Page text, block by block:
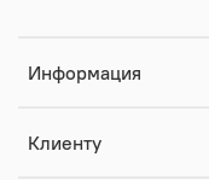
Информация
Клиенту